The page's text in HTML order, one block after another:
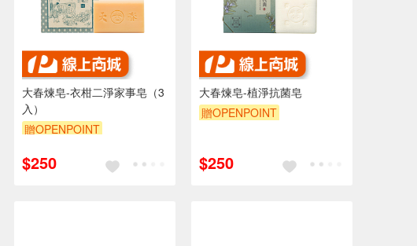
大春煉皂-衣柑二淨家事皂（3
入）
贈OPENPOINT
$250
大春煉皂-植淨抗菌皂
贈OPENPOINT
$250